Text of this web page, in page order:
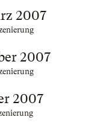
2007
2007
2007